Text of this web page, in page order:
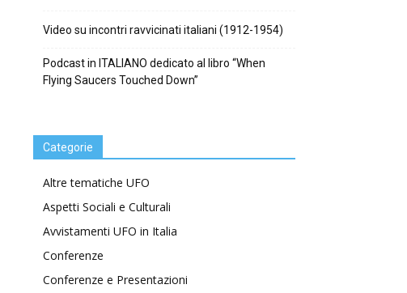
Video su incontri ravvicinati italiani (1912-1954)
Podcast in ITALIANO dedicato al libro “When
Flying Saucers Touched Down”
Categorie
Altre tematiche UFO
Aspetti Sociali e Culturali
Avvistamenti UFO in Italia
Conferenze
Conferenze e Presentazioni